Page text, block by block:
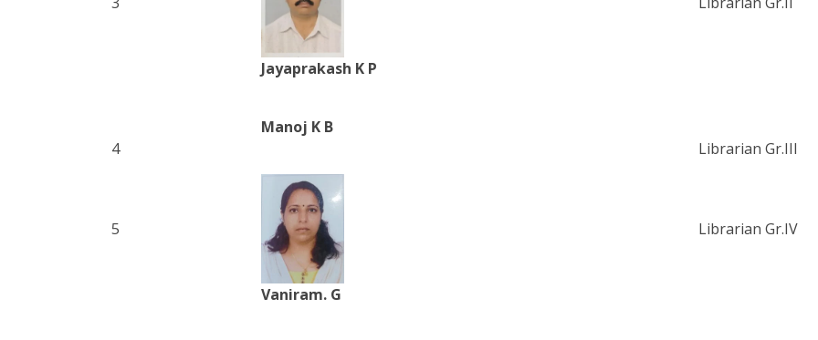
Jayaprakash K P
4
Manoj K B
Librarian Gr.III
5
Vaniram. G
Librarian Gr.IV